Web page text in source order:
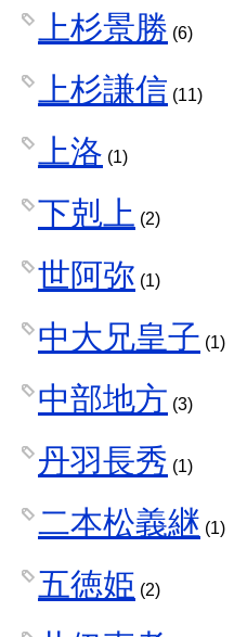
上杉景勝 (6)
上杉謙信 (11)
上洛 (1)
下剋上 (2)
世阿弥 (1)
中大兄皇子 (1)
中部地方 (3)
丹羽長秀 (1)
二本松義継 (1)
五徳姫 (2)